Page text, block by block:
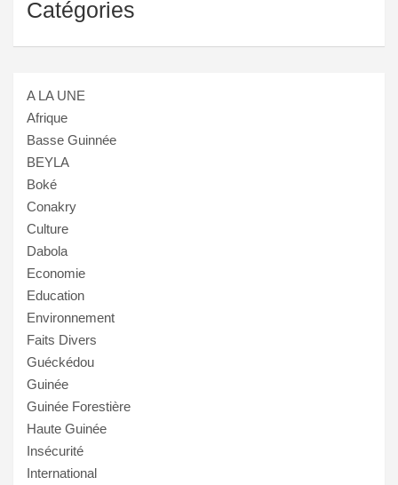
Catégories
A LA UNE
Afrique
Basse Guinnée
BEYLA
Boké
Conakry
Culture
Dabola
Economie
Education
Environnement
Faits Divers
Guéckédou
Guinée
Guinée Forestière
Haute Guinée
Insécurité
International